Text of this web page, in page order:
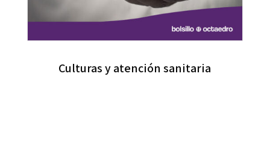
Culturas y atención sanitaria